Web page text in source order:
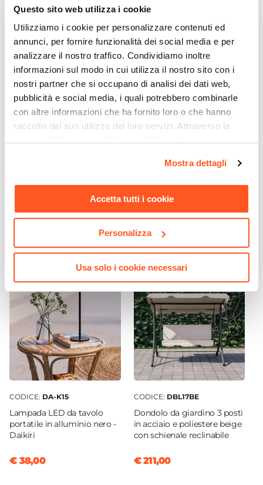
Questo sito web utilizza i cookie
Utilizziamo i cookie per personalizzare contenuti ed
annunci, per fornire funzionalità dei social media e per
analizzare il nostro traffico. Condividiamo inoltre
informazioni sul modo in cui utilizza il nostro sito con i
nostri partner che si occupano di analisi dei dati web,
pubblicità e social media, i quali potrebbero combinarle
con altre informazioni che ha fornito loro o che hanno
raccolto dal suo utilizzo dei loro servizi. Attraverso la
momento. Per maggiori informazioni si invita a leggere la
Mostra dettagli
Accetta tutti i cookie
Personalizza
Usa solo i cookie necessari
Posti A Sedere
2 posti
Caratteristiche
Decorazione a mosaico
€ 9,00 € 44,99
Pergola 3x2,5 m in acciaio
nero con telo scorrevole
grigio - Hedera
Ombrellone a parete 2,7 m
con braccio a muro telo
€ 84,00
CODICE: DA-K15
Lampada LED da tavolo
portatile in alluminio nero -
Daikiri
€ 38,00
CODICE: DBL17BE
Dondolo da giardino 3 posti
in acciaio e poliestere beige
con schienale reclinabile
€ 211,00